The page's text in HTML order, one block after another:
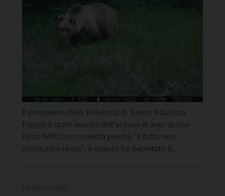
Il presidente della Provincia di Trento Maurizio
Fugatti è stato assolto dall’accusa di aver ucciso
l’orso M90 con crudeltà perché “il fatto non
costituisce reato”: è quanto ha decretato il